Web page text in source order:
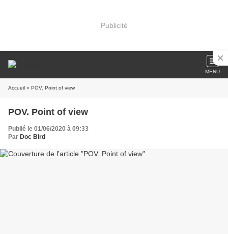
Publicité
MENU
Accueil » POV. Point of view
POV. Point of view
Publié le 01/06/2020 à 09:33
Par Doc Bird